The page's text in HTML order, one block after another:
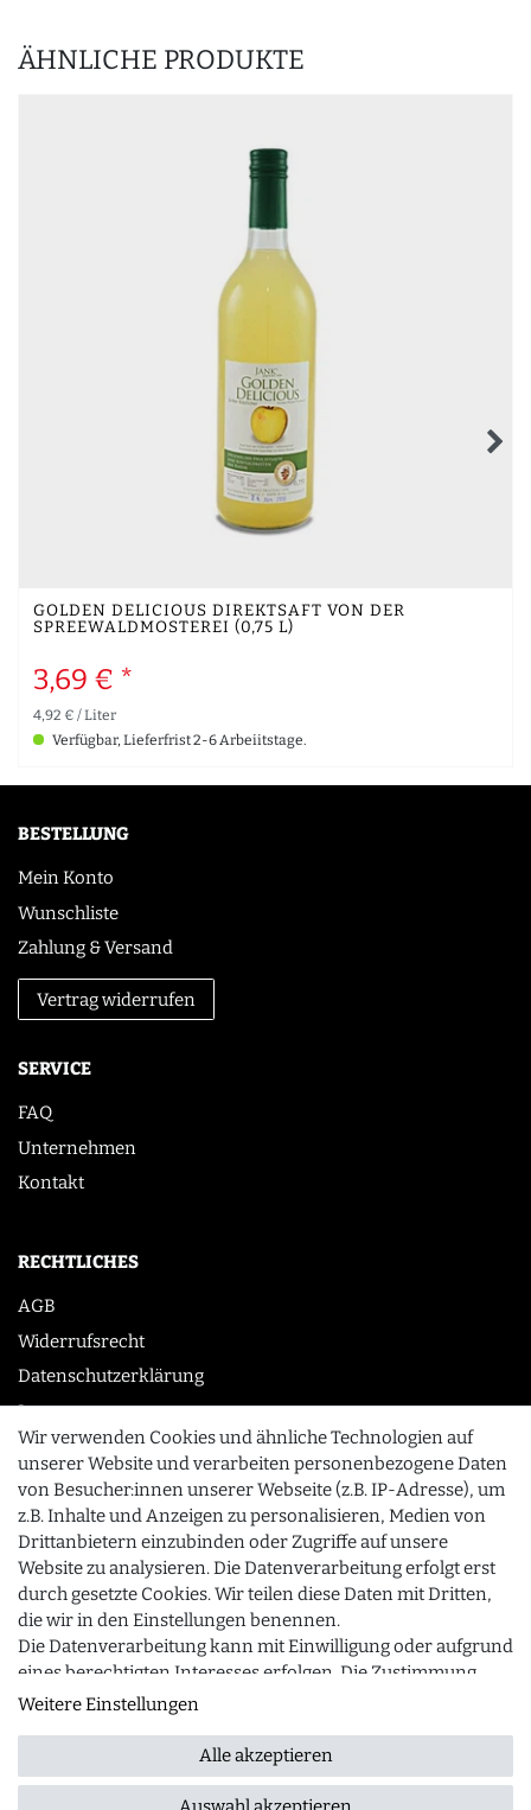
ÄHNLICHE PRODUKTE
GOLDEN DELICIOUS DIREKTSAFT VON DER
SPREEWALDMOSTEREI (0,75 L)
3,69 € *
4,92 € / Liter
Verfügbar, Lieferfrist 2-6 Arbeiitstage.
BESTELLUNG
Mein Konto
Wunschliste
Zahlung & Versand
Vertrag widerrufen
SERVICE
FAQ
Unternehmen
Kontakt
RECHTLICHES
AGB
Widerrufsrecht
Datenschutzerklärung
Impressum
KONTAKT
0355 /28913232
info@gourmeo24.com
Gubener Straße 19, 03042 Cottbus
© 2026 gourmeo24.com
Alle Preise inkl. MwSt., zzgl. Versandkosten
Wir verwenden Cookies und ähnliche Technologien auf
unserer Website und verarbeiten personenbezogene Daten
von Besucher:innen unserer Webseite (z.B. IP-Adresse), um
z.B. Inhalte und Anzeigen zu personalisieren, Medien von
Drittanbietern einzubinden oder Zugriffe auf unsere
Website zu analysieren. Die Datenverarbeitung erfolgt erst
durch gesetzte Cookies. Wir teilen diese Daten mit Dritten,
die wir in den Einstellungen benennen.
Die Datenverarbeitung kann mit Einwilligung oder aufgrund
eines berechtigten Interesses erfolgen. Die Zustimmung
kann erteilt oder abgelehnt werden. Es besteht das Recht,
Zeitpunkt zu ändern oder zu widerrufen. Beachten Sie
unserImpressumund weitere Hinweise zur Verwendung
personenbezogener Daten in unsererDaten­schutz­
Weitere Einstellungen
Alle akzeptieren
SCHLIESSEN